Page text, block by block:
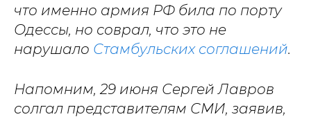
что именно армия РФ била по порту
Одессы, но соврал, что это не
нарушало Стамбульских соглашений.
Напомним, 29 июня Сергей Лавров
солгал представителям СМИ, заявив,